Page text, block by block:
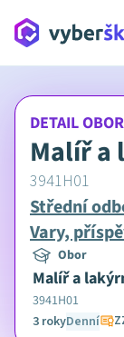
DETAIL
Malíř a
3941H01
Střední
Vary,
Obor
Malíř a
3941H01
3 rokyDenní